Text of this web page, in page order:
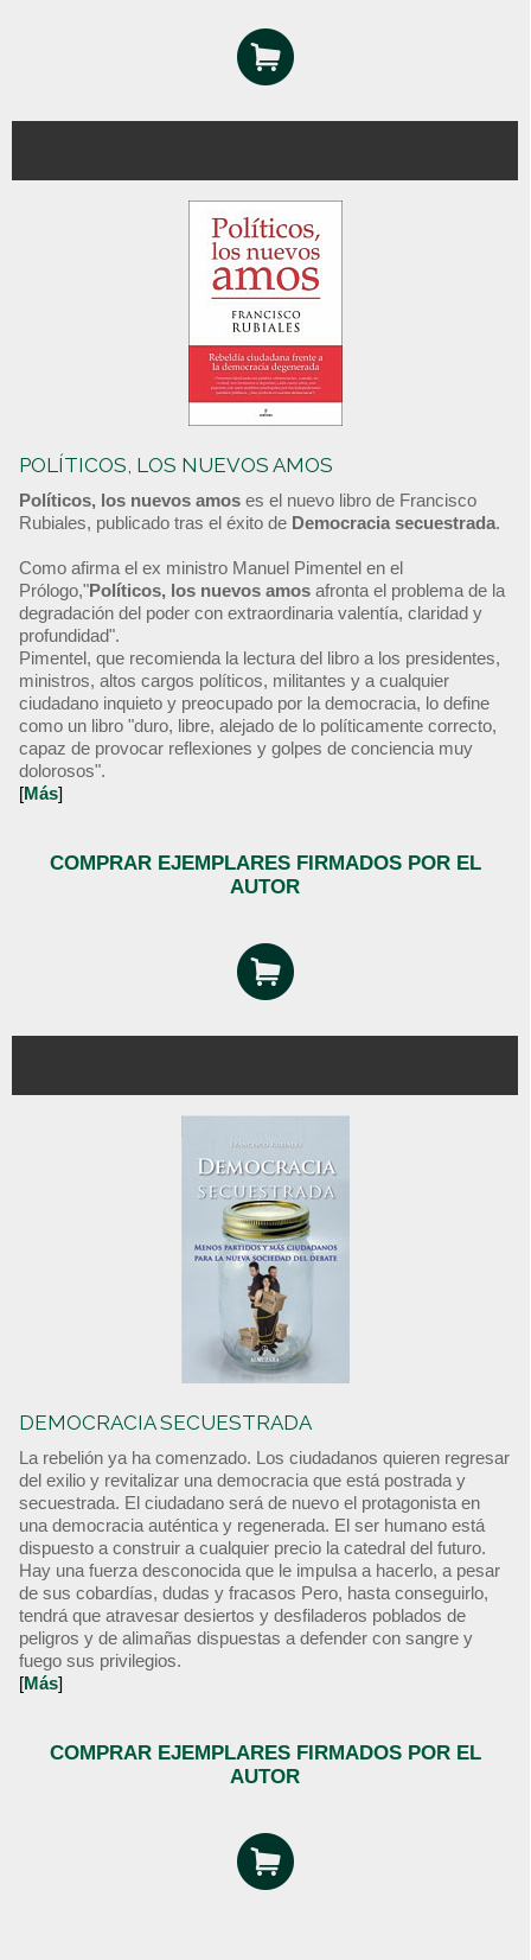
POLÍTICOS, LOS NUEVOS AMOS
Políticos, los nuevos amos es el nuevo libro de Francisco
Rubiales, publicado tras el éxito de Democracia secuestrada.
Como afirma el ex ministro Manuel Pimentel en el
Prólogo,"Políticos, los nuevos amos afronta el problema de la
degradación del poder con extraordinaria valentía, claridad y
profundidad".
Pimentel, que recomienda la lectura del libro a los presidentes,
ministros, altos cargos políticos, militantes y a cualquier
ciudadano inquieto y preocupado por la democracia, lo define
como un libro "duro, libre, alejado de lo políticamente correcto,
capaz de provocar reflexiones y golpes de conciencia muy
dolorosos".
[Más]
COMPRAR EJEMPLARES FIRMADOS POR EL
AUTOR
DEMOCRACIA SECUESTRADA
La rebelión ya ha comenzado. Los ciudadanos quieren regresar
del exilio y revitalizar una democracia que está postrada y
secuestrada. El ciudadano será de nuevo el protagonista en
una democracia auténtica y regenerada. El ser humano está
dispuesto a construir a cualquier precio la catedral del futuro.
Hay una fuerza desconocida que le impulsa a hacerlo, a pesar
de sus cobardías, dudas y fracasos Pero, hasta conseguirlo,
tendrá que atravesar desiertos y desfiladeros poblados de
peligros y de alimañas dispuestas a defender con sangre y
fuego sus privilegios.
[Más]
COMPRAR EJEMPLARES FIRMADOS POR EL
AUTOR